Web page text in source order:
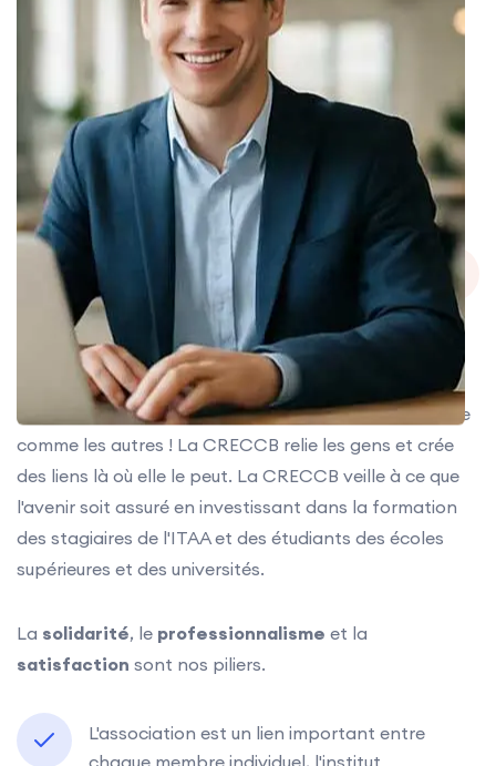
PAS SIMPLEMENT UNE ORGANISATION
PROFESSIONNELLE
La CRECCB est une organisation
professionnelle avec un caractère familial.
La CRECCB n'est pas une association professionnelle
comme les autres ! La CRECCB relie les gens et crée
des liens là où elle le peut. La CRECCB veille à ce que
l'avenir soit assuré en investissant dans la formation
des stagiaires de l'ITAA et des étudiants des écoles
supérieures et des universités.
La solidarité, le professionnalisme et la
satisfaction sont nos piliers.
L'association est un lien important entre
chaque membre individuel, l'institut